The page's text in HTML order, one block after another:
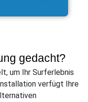
gedacht?
um Ihr Surferlebnis
verfügt Ihre